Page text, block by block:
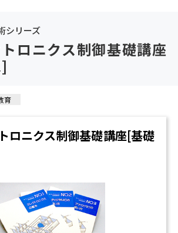
路付反転積分回路 / 反転微分回路 / フィ
値増幅回路 / 対数変換回路と逆対数変換
路形D/Aコンバータ / 逐次比較形A/Dコ
積分形A/Dコンバータ / タイマ用IC / V/F
換回路
ス制御に使うセンサ / 位置センサ / 力セ
サ / 光センサ / 磁気センサ / 超音波セン
その他のセンサ / センサ信号の処理
スの使い方
クス制御に使うパワーデバイス / サイリス
トランジスタ / スナバ回路 / PWM / モー
置 / 直流電動機（DCモータ） / 誘導電動
シリーズ
ロニクス制御基礎講座
育
ロニクス制御基礎講座[基礎